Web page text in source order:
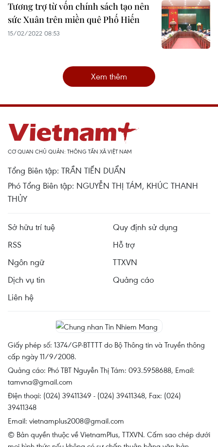
Tương trợ từ vốn chính sách tạo nên
sức Xuân trên miền quê Phố Hiến
15/02/2022 08:53
Xem thêm
CƠ QUAN CHỦ QUẢN: THÔNG TẤN XÃ VIỆT NAM
Tổng Biên tập: TRẦN TIẾN DUẨN
Phó Tổng Biên tập: NGUYỄN THỊ TÁM, KHÚC THANH
THỦY
Sở hữu trí tuệ
Quy định sử dụng
RSS
Hỗ trợ
Ngôn ngữ
TTXVN
Dịch vụ tin
Quảng cáo
Liên hệ
Giấy phép số: 1374/GP-BTTTT do Bộ Thông tin và Truyền thông
cấp ngày 11/9/2008.
Quảng cáo: Phó TBT Nguyễn Thị Tám: 093.5958688, Email:
tamvna@gmail.com
Điện thoại: (024) 39411349 - (024) 39411348, Fax: (024)
39411348
Email: vietnamplus2008@gmail.com
© Bản quyền thuộc về VietnamPlus, TTXVN. Cấm sao chép dưới